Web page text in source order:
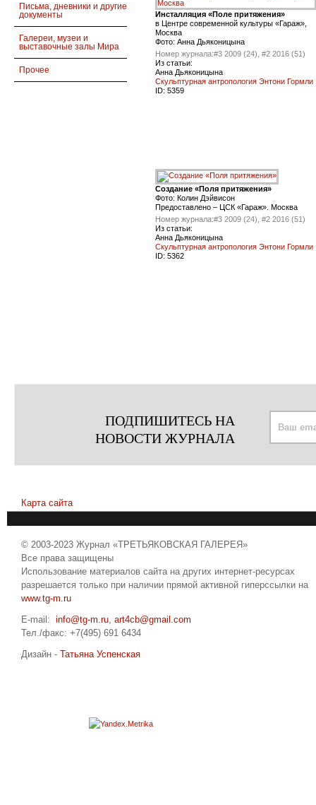
Письма, дневники и другие
документы
Галереи, музеи и
выставочные залы Мира
Прочее
Инсталляция «Поле притяжения»
в Центре современной культуры «Гараж»,
Москва
Фото: Анна Дьяконицына
Номер журнала:#3 2009 (24), #2 2016 (51)
Из статьи:
Анна Дьяконицына
Скульптурная антропология Энтони Гормли
ID: 5359
Создание «Поля притяжения»
Фото: Колин Дэйвисон
Предоставлено – ЦСК «Гараж». Москва
Номер журнала:#3 2009 (24), #2 2016 (51)
Из статьи:
Анна Дьяконицына
Скульптурная антропология Энтони Гормли
ID: 5362
ПОДПИШИТЕСЬ НА
НОВОСТИ ЖУРНАЛА
Карта сайта
© 2003-2023 Журнал «ТРЕТЬЯКОВСКАЯ ГАЛЕРЕЯ»
Все права защищены
Использование материалов сайта на других интернет-ресурсах
разрешается только при наличии прямой активной гиперссылки на
www.tg-m.ru
E-mail: info@tg-m.ru, art4cb@gmail.com
Тел./факс: +7(495) 691 6434
Дизайн - Татьяна Успенская